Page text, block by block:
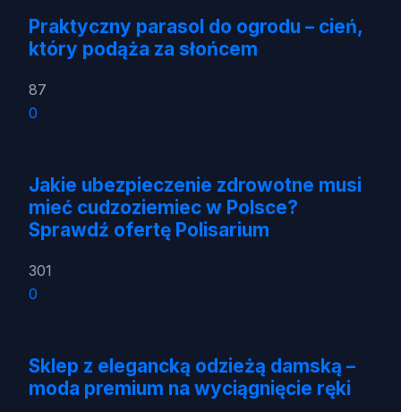
Praktyczny parasol do ogrodu – cień,
który podąża za słońcem
87
0
Jakie ubezpieczenie zdrowotne musi
mieć cudzoziemiec w Polsce?
Sprawdź ofertę Polisarium
301
0
Sklep z elegancką odzieżą damską –
moda premium na wyciągnięcie ręki